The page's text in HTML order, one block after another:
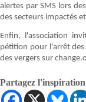
alertes par SMS lors
des secteurs impactés
Enfin, l'association
pétition pour l'arrêt des
des vergers sur
Partagez l'inspiration